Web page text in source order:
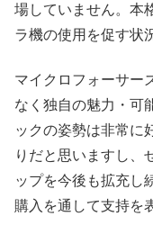
場していません。本
ラ機の使用を促す状
マイクロフォーサー
なく独自の魅力・可
ックの姿勢は非常に
りだと思いますし、
ップを今後も拡充し
購入を通して支持を